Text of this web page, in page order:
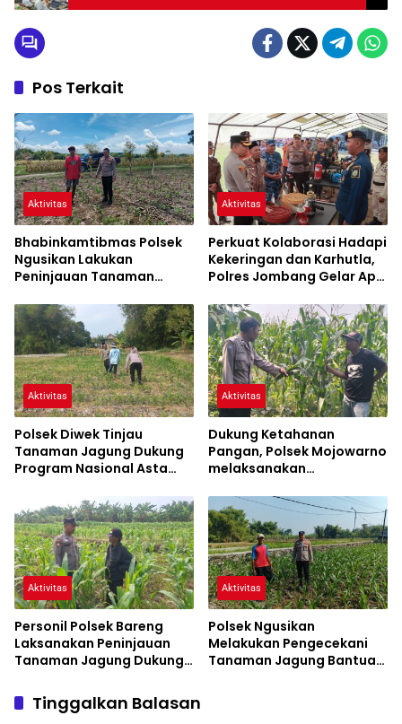
dan Didukung Asesor Berpengalaman
Pos Terkait
Aktivitas
Bhabinkamtibmas Polsek
Ngusikan Lakukan
Peninjauan Tanaman
Mendukung Ketahanan
Pangan
Aktivitas
Perkuat Kolaborasi Hadapi
Kekeringan dan Karhutla,
Polres Jombang Gelar Apel
Aktivitas
Polsek Diwek Tinjau
Tanaman Jagung Dukung
Program Nasional Asta
Aktivitas
Dukung Ketahanan
Pangan, Polsek Mojowarno
melaksanakan
Jagung
Aktivitas
Personil Polsek Bareng
Laksanakan Peninjauan
Tanaman Jagung Dukung
Pangan
Aktivitas
Polsek Ngusikan
Melakukan Pengecekani
Tanaman Jagung Bantuan
Tinggalkan Balasan